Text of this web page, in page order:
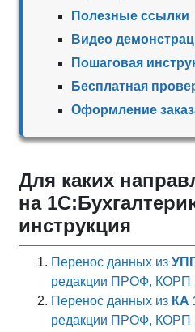
Полезные ссылки
Видео
Пошаговая
Бесплатная
Оформление
Для каких
на
инструкция
Перенос данных из
редакции ПРОФ, КОРП
Перенос данных из КА
редакции ПРОФ, КОРП